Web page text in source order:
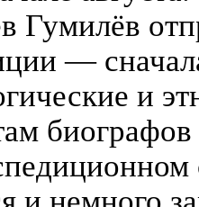
Гумилёв
—
и